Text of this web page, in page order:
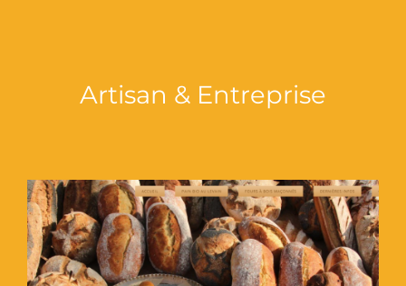
Artisan & Entreprise